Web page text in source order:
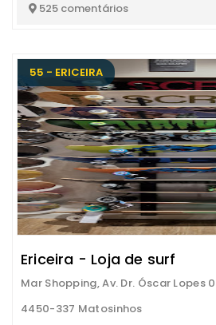
525 comentários
55 - ERICEIRA
Ericeira - Loja de surf
Mar Shopping, Av. Dr. Óscar Lopes
4450-337 Matosinhos